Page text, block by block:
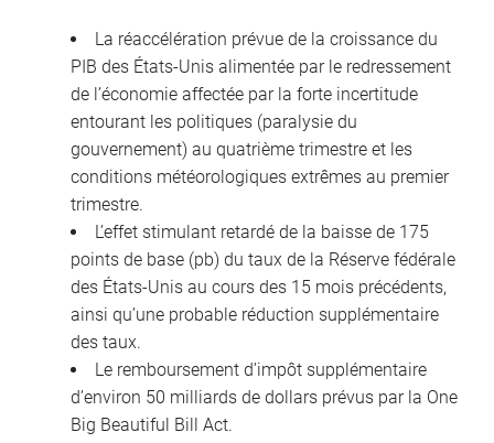
La réaccélération prévue de la croissance du
PIB des États-Unis alimentée par le redressement
de l’économie affectée par la forte incertitude
entourant les politiques (paralysie du
gouvernement) au quatrième trimestre et les
conditions météorologiques extrêmes au premier
trimestre.
L’effet stimulant retardé de la baisse de 175
points de base (pb) du taux de la Réserve fédérale
des États-Unis au cours des 15 mois précédents,
ainsi qu’une probable réduction supplémentaire
des taux.
Le remboursement d’impôt supplémentaire
d’environ 50 milliards de dollars prévus par la One
Big Beautiful Bill Act.